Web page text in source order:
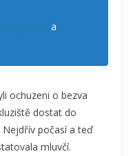
a
ochuzeni o bezva
dostat do
počasí a teď
mluvčí.